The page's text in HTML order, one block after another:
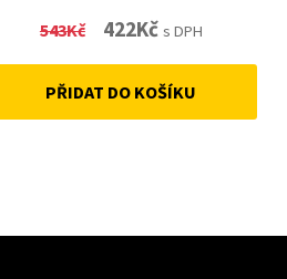
543Kč
Original
price
was:
422KčCurrent
price
is:
s DPH
PŘIDAT DO KOŠÍKU